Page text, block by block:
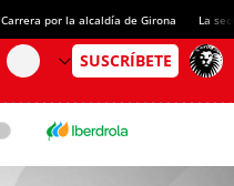
Carrera por la alcaldía de Girona La